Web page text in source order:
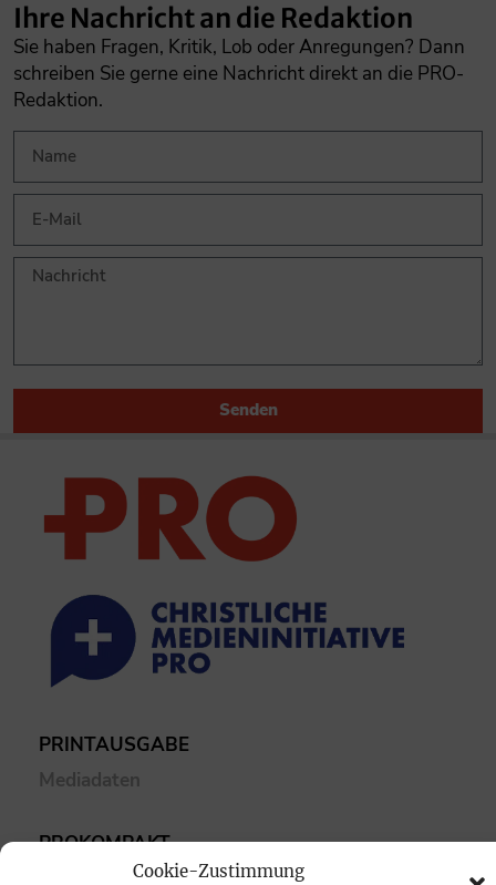
Cookie-Zustimmung
Ihre Nachricht an die Redaktion
Sie haben Fragen, Kritik, Lob oder Anregungen? Dann
schreiben Sie gerne eine Nachricht direkt an die PRO-
Redaktion.
Senden
PRINTAUSGABE
Mediadaten
PROKOMPAKT
Impressum